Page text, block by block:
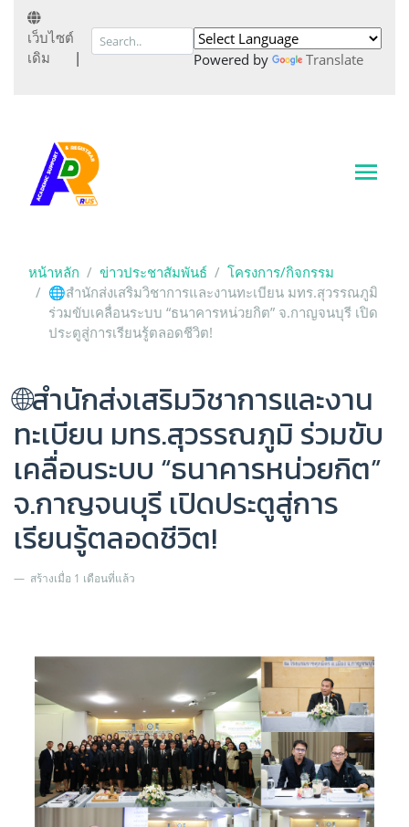
เว็บไซต์
เดิม
| Powered by Translate
หน้าหลัก ข่าวประชาสัมพันธ์
โครงการ/กิจกรรม
🌐สำนักส่งเสริมวิชาการและงานทะเบียน มทร.สุวรรณภูมิ
ร่วมขับเคลื่อนระบบ “ธนาคารหน่วยกิต” จ.กาญจนบุรี เปิด
ประตูสู่การเรียนรู้ตลอดชีวิต!
🌐สำนักส่งเสริมวิชาการและงาน
ทะเบียน มทร.สุวรรณภูมิ ร่วมขับ
เคลื่อนระบบ “ธนาคารหน่วยกิต”
จ.กาญจนบุรี เปิดประตูสู่การ
เรียนรู้ตลอดชีวิต!
สร้างเมื่อ 1 เดือนที่แล้ว